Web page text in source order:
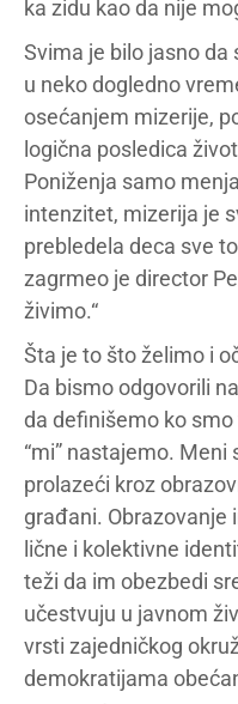
ka zidu kao da nije
Svima je bilo jasno da
u neko dogledno
osećanjem mizerije,
logična posledica
Poniženja samo
intenzitet, mizerija je
prebledela deca sve
zagrmeo je director
živimo.“
Šta je to što želimo i
Da bismo odgovorili
da definišemo ko smo
“mi” nastajemo. Meni
prolazeći kroz
građani. Obrazovanje
lične i kolektivne
teži da im obezbedi
učestvuju u javnom
vrsti zajedničkog
demokratijama